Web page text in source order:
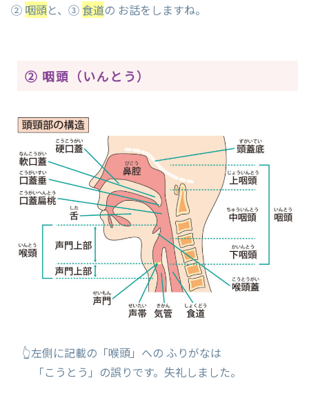
② 咽頭と、③食道の お話をしますね。
② 咽頭（いんとう）
👆左側に記載の「喉頭」への ふりがなは
「こうとう」の誤りです。失礼しました。